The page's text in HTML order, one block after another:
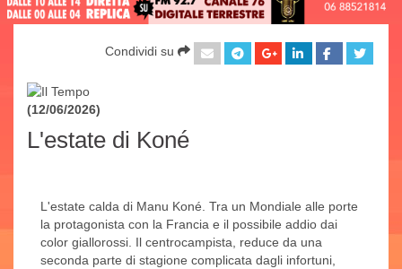
Condividi su
(12/06/2026)
L'estate di Koné
L'estate calda di Manu Koné. Tra un Mondiale alle porte
la protagonista con la Francia e il possibile addio dai
color giallorossi. Il centrocampista, reduce da una
seconda parte di stagione complicata dagli infortuni,